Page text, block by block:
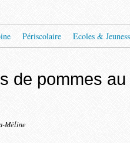
Périscolaire Ecoles &
de pommes
Méline